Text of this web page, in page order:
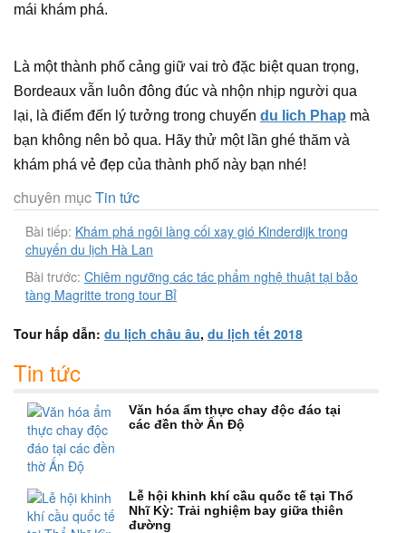
mái khám phá.
Là một thành phố cảng giữ vai trò đặc biệt quan trọng,
Bordeaux vẫn luôn đông đúc và nhộn nhịp người qua
lại, là điểm đến lý tưởng trong chuyến du lich Phap mà
bạn không nên bỏ qua. Hãy thử một lần ghé thăm và
khám phá vẻ đẹp của thành phố này bạn nhé!
chuyên mụcTin tức
Bài tiếp: Khám phá ngôi làng cối xay gió Kinderdijk trong
chuyến du lịch Hà Lan
Bài trước: Chiêm ngưỡng các tác phẩm nghệ thuật tại bảo
tàng Magritte trong tour Bỉ
Tour hấp dẫn: du lịch châu âu, du lịch tết 2018
Tin tức
Văn hóa ẩm thực chay độc đáo tại
các đền thờ Ấn Độ
Lễ hội khinh khí cầu quốc tế tại Thổ
Nhĩ Kỳ: Trải nghiệm bay giữa thiên
đường